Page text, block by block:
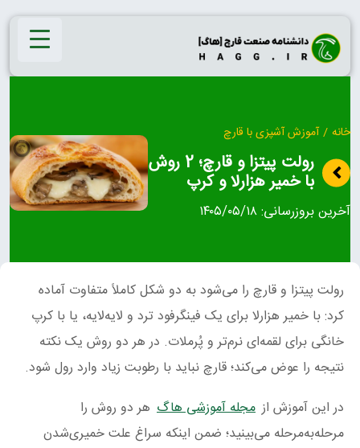
Skip
content
خانه / آموزش آشپزی با قارچ
رولت پیتزا و قارچ؛ 2 روش
با خمیر هزارلا و کرپ
آخرین بروزرسانی:۱۴۰۵/۰۵/۱۸
رولت پیتزا و قارچ را می‌شود به دو شکل کاملاً متفاوت آماده
کرد: با خمیر هزارلا برای یک فینگرفود ترد و لایه‌لایه، یا با کرپ
خانگی برای لقمه‌ای نرم‌تر و پُرملات. در هر دو روش یک نکته
نتیجه را عوض می‌کند؛ قارچ نباید با رطوبت زیاد وارد رول شود.
در این آموزش از مجله آموزشی هاگ هر دو روش را
مرحله‌به‌مرحله می‌بینید؛ ضمن اینکه سراغ علت خمیری‌شدن